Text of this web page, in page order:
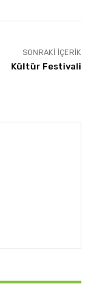
SONRAKI İÇERIK
Kültür Festivali